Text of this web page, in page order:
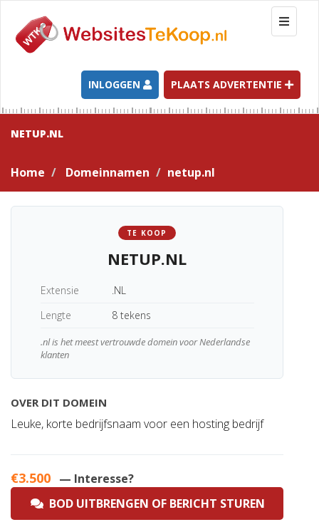
T
o
g
l
e
n
a
t
INLOGGEN PLAATS ADVERTENTIE
NETUP.NL
Home Domeinnamen netup.nl
TE KOOP
NETUP.NL
Extensie
.NL
Lengte
8 tekens
.nl is het meest vertrouwde domein voor Nederlandse
klanten
OVER DIT DOMEIN
Leuke, korte bedrijfsnaam voor een hosting bedrijf
€3.500 — Interesse?
BOD UITBRENGEN OF BERICHT STUREN